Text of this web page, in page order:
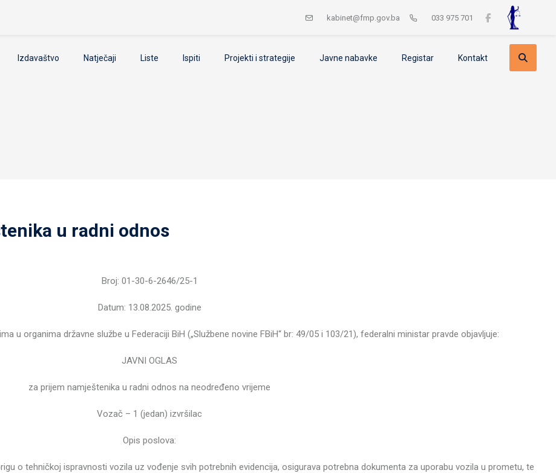
kabinet@fmp.gov.ba 033 975 701
Izdavaštvo Natječaji Liste Ispiti Projekti i strategije Javne nabavke Registar Kontakt
u radni odnos
Broj: 01-30-6-2646/25-1
Datum: 13.08.2025. godine
državne službe u Federaciji BiH („Službene novine FBiH“ br: 49/05 i 103/21), federalni ministar pravde objavljuje:
JAVNI OGLAS
za prijem namještenika u radni odnos na neodređeno vrijeme
Vozač – 1 (jedan) izvršilac
Opis poslova:
o tehničkoj ispravnosti vozila uz vođenje svih potrebnih evidencija, osigurava potrebna dokumenta za uporabu vozila u prometu, te